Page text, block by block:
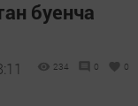
буенча
234 0 0